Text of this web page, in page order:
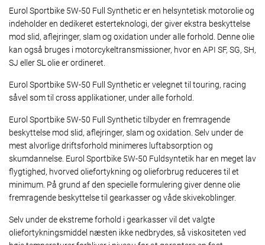
Eurol Sportbike 5W-50 Full Synthetic er en helsyntetisk motorolie og
indeholder en dedikeret esterteknologi, der giver ekstra beskyttelse
mod slid, aflejringer, slam og oxidation under alle forhold. Denne olie
kan også bruges i motorcykeltransmissioner, hvor en API SF, SG, SH,
SJ eller SL olie er ordineret.
Eurol Sportbike 5W-50 Full Synthetic er velegnet til touring, racing
såvel som til cross applikationer, under alle forhold.
Eurol Sportbike 5W-50 Full Synthetic tilbyder en fremragende
beskyttelse mod slid, aflejringer, slam og oxidation. Selv under de
mest alvorlige driftsforhold minimeres luftabsorption og
skumdannelse. Eurol Sportbike 5W-50 Fuldsyntetik har en meget lav
flygtighed, hvorved oliefortykning og olieforbrug reduceres til et
minimum. På grund af den specielle formulering giver denne olie
fremragende beskyttelse til gearkasser og våde skivekoblinger.
Selv under de ekstreme forhold i gearkasser vil det valgte
oliefortykningsmiddel næsten ikke nedbrydes, så viskositeten ved